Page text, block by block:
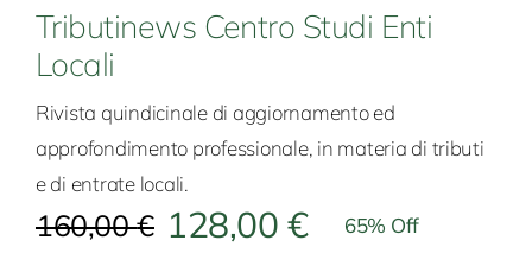
Tributinews Centro Studi Enti
Locali
Rivista quindicinale di aggiornamento ed
approfondimento professionale, in materia di tributi
e di entrate locali.
160,00€ 128,00 € 65% Off